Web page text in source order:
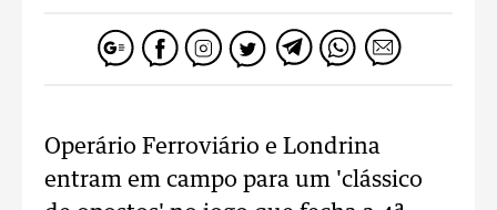
Operário Ferroviário e Londrina
entram em campo para um 'clássico